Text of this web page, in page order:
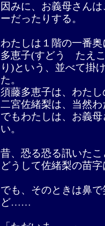
因みに、お義母さん
ーだったりする。
わたしは１階の一番
多恵子(すどう たえ
り)という、並べて掛
た。
須藤多恵子は、わた
二宮佐緒梨は、当然わ
でもわたしは、お義
い。
昔、恐る恐る訊いた
どうして佐緒梨の
でも、そのときは鼻
ど……